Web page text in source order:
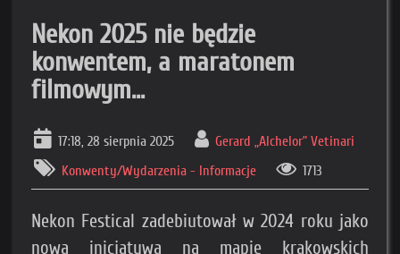
Nekon 2025 nie będzie
konwentem, a maratonem
filmowym...
17:18, 28 sierpnia 2025
Gerard „Alchelor” Vetinari
Konwenty/Wydarzenia - Informacje
1713
Nekon Festical zadebiutował w 2024 roku jako
nowa inicjatywa na mapie krakowskich